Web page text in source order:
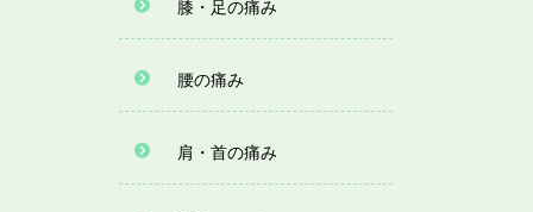
膝・足の痛み
腰の痛み
肩・首の痛み